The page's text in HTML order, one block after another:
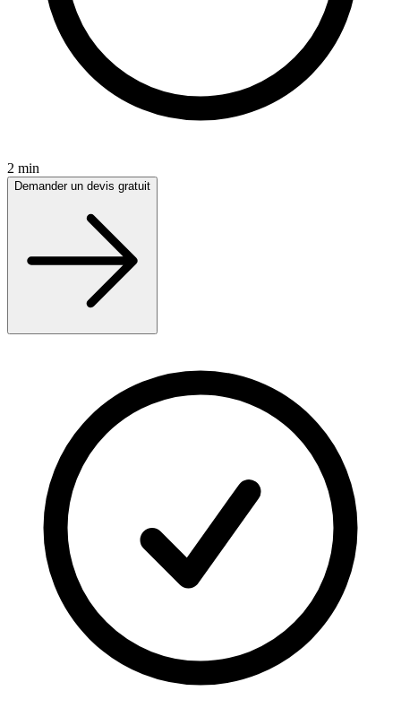
2 min
Demander un devis gratuit